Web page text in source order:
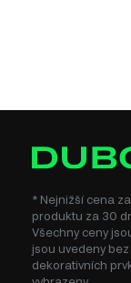
* Nejnižší cena
produktu za 30
Všechny ceny
jsou uvedeny
dekorativních